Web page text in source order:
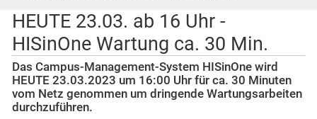
HEUTE 23.03. ab 16 Uhr -
HISinOne Wartung ca. 30 Min.
Das Campus-Management-System HISinOne wird
HEUTE 23.03.2023 um 16:00 Uhr für ca. 30 Minuten
vom Netz genommen um dringende Wartungsarbeiten
durchzuführen.